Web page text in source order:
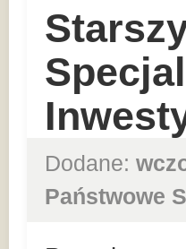
Dodane:
Państwowe